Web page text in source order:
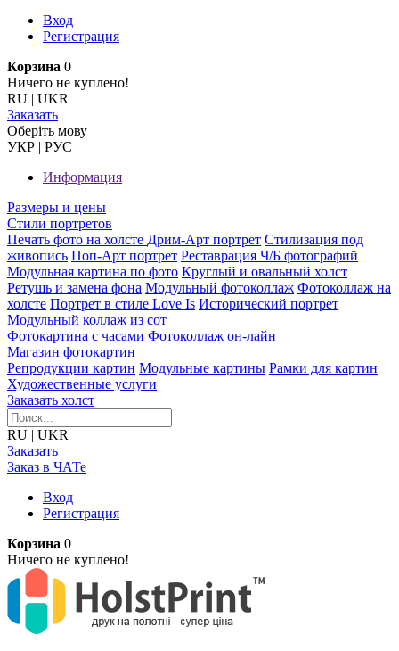
Вход
Регистрация
Корзина 0
Ничего не куплено!
RU | UKR
Заказать
Оберiть мову
УКР | РУС
Информация
Размеры и цены
Стили портретов
Печать фото на холсте Дрим-Арт портрет Стилизация под
живопись Поп-Арт портрет Реставрация Ч/Б фотографий
Модульная картина по фото Круглый и овальный холст
Ретушь и замена фона Модульный фотоколлаж Фотоколлаж на
холсте Портрет в стиле Love Is Исторический портрет
Модульный коллаж из сот
Фотокартина с часами Фотоколлаж он-лайн
Магазин фотокартин
Репродукции картин Модульные картины Рамки для картин
Художественные услуги
Заказать холст
RU | UKR
Заказать
Заказ в ЧАТе
Вход
Регистрация
Корзина 0
Ничего не куплено!